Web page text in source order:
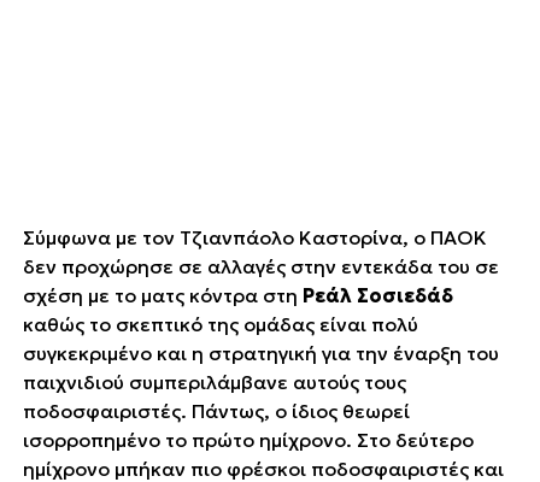
Σύμφωνα με τον Τζιανπάολο Καστορίνα, ο ΠΑΟΚ
δεν προχώρησε σε αλλαγές στην εντεκάδα του σε
σχέση με το ματς κόντρα στη Ρεάλ Σοσιεδάδ
καθώς το σκεπτικό της ομάδας είναι πολύ
συγκεκριμένο και η στρατηγική για την έναρξη του
παιχνιδιού συμπεριλάμβανε αυτούς τους
ποδοσφαιριστές. Πάντως, ο ίδιος θεωρεί
ισορροπημένο το πρώτο ημίχρονο. Στο δεύτερο
ημίχρονο μπήκαν πιο φρέσκοι ποδοσφαιριστές και